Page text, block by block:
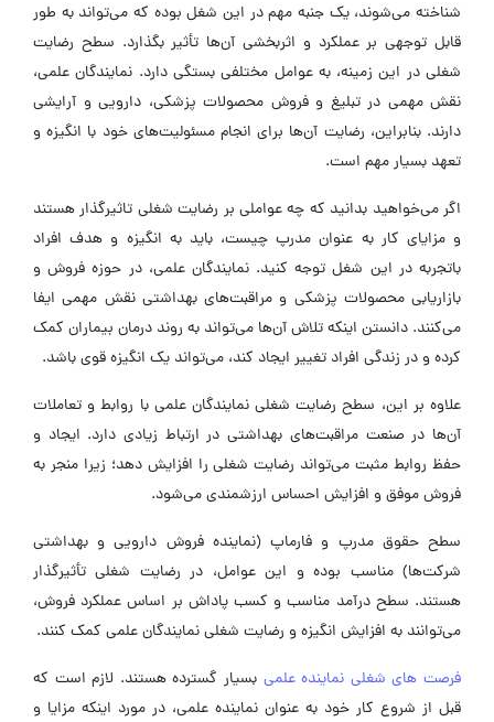
شناخته می‌شوند، یک جنبه مهم در این شغل بوده که می‌تواند به طور
قابل توجهی بر عملکرد و اثربخشی آن‌ها تأثیر بگذارد. سطح رضایت
شغلی در این زمینه، به عوامل مختلفی بستگی دارد. نمایندگان علمی،
نقش مهمی در تبلیغ و فروش محصولات پزشکی، دارویی و آرایشی
دارند. بنابراین، رضایت آن‌ها برای انجام مسئولیت‌های خود با انگیزه و
تعهد بسیار مهم است.
اگر می‌خواهید بدانید که چه عواملی بر رضایت شغلی تاثیرگذار هستند
و مزایای کار به عنوان مدرپ چیست، باید به انگیزه و هدف افراد
باتجربه در این شغل توجه کنید. نمایندگان علمی، در حوزه فروش و
بازاریابی محصولات پزشکی و مراقبت‌های بهداشتی نقش مهمی ایفا
می‌کنند. دانستن اینکه تلاش آن‌ها می‌تواند به روند درمان بیماران کمک
کرده و در زندگی افراد تغییر ایجاد کند، می‌تواند یک انگیزه قوی باشد.
علاوه بر این، سطح رضایت شغلی نمایندگان علمی با روابط و تعاملات
آن‌ها در صنعت مراقبت‌های بهداشتی در ارتباط زیادی دارد. ایجاد و
حفظ روابط مثبت می‌تواند رضایت شغلی را افزایش دهد؛ زیرا منجر به
فروش موفق و افزایش احساس ارزشمندی می‌شود.
سطح حقوق مدرپ و فارماپ (نماینده فروش دارویی و بهداشتی
شرکت‌ها) مناسب بوده و این عوامل، در رضایت شغلی تأثیرگذار
هستند. سطح درآمد مناسب و کسب پاداش بر اساس عملکرد فروش،
می‌توانند به افزایش انگیزه و رضایت شغلی نمایندگان علمی کمک کنند.
فرصت های شغلی نماینده علمی بسیار گسترده هستند. لازم است که
قبل از شروع کار خود به عنوان نماینده علمی، در مورد اینکه مزایا و